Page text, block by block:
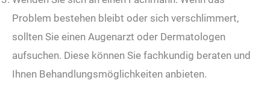
Problem bestehen bleibt oder sich verschlimmert,
sollten Sie einen Augenarzt oder Dermatologen
aufsuchen. Diese können Sie fachkundig beraten und
Ihnen Behandlungsmöglichkeiten anbieten.